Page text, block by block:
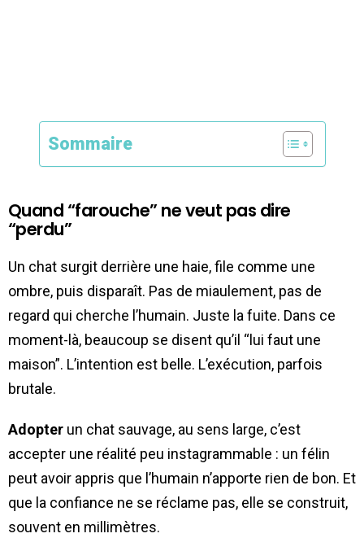
Sommaire
Quand “farouche” ne veut pas dire
“perdu”
Un chat surgit derrière une haie, file comme une
ombre, puis disparaît. Pas de miaulement, pas de
regard qui cherche l’humain. Juste la fuite. Dans ce
moment-là, beaucoup se disent qu’il “lui faut une
maison”. L’intention est belle. L’exécution, parfois
brutale.
Adopter un chat sauvage, au sens large, c’est
accepter une réalité peu instagrammable : un félin
peut avoir appris que l’humain n’apporte rien de bon. Et
que la confiance ne se réclame pas, elle se construit,
souvent en millimètres.